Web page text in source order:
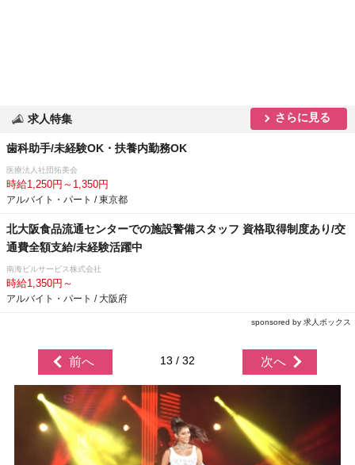
求人特集 さらに見る
歯科助手/未経験OK・扶養内勤務OK
医療法人社団拓美会
時給1,250円～1,350円
アルバイト・パート / 東京都
北大阪食品流通センターでの施設警備スタッフ 資格取得制度あり/交
通費全額支給/未経験活躍中
南海ビルサービス株式会社
時給1,350円～
アルバイト・パート / 大阪府
sponsored by 求人ボックス
前へ 13 / 32 次へ